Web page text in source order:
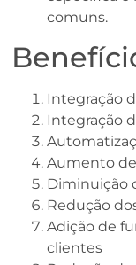
comuns.
Integração
Integração
Aumento
Diminuição
Redução
Adição de
clientes